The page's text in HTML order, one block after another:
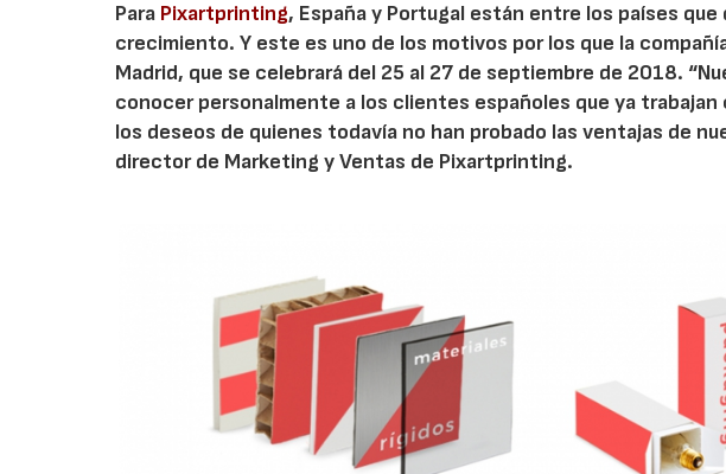
Para Pixartprinting, España y Portugal están entre los países
crecimiento. Y este es uno de los motivos por los que la
Madrid, que se celebrará del 25 al 27 de septiembre de 2018.
conocer personalmente a los clientes españoles que ya
los deseos de quienes todavía no han probado las ventajas de
director de Marketing y Ventas de Pixartprinting.